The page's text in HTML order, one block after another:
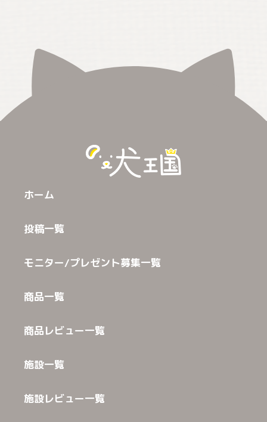
ホーム
投稿一覧
モニター/プレゼント募集一覧
商品一覧
商品レビュー一覧
施設一覧
施設レビュー一覧